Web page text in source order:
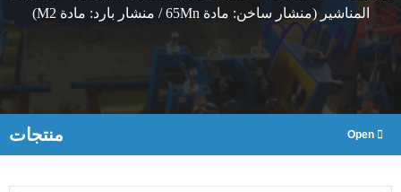
المناشير (منشار ساخن: مادة 65Mn / منشار بارد: مادة M2)
منتجات